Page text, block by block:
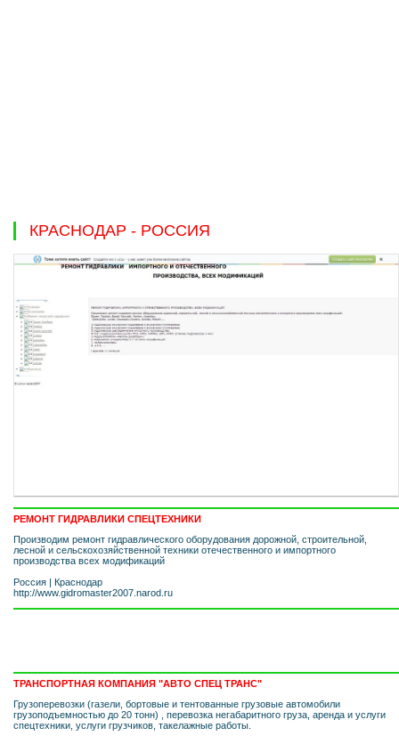
КРАСНОДАР - РОССИЯ
РЕМОНТ ГИДРАВЛИКИ СПЕЦТЕХНИКИ
Производим ремонт гидравлического оборудования дорожной, строительной,
лесной и сельскохозяйственной техники отечественного и импортного
производства всех модификаций
Россия | Краснодар
http://www.gidromaster2007.narod.ru
ТРАНСПОРТНАЯ КОМПАНИЯ "АВТО СПЕЦ ТРАНС"
Грузоперевозки (газели, бортовые и тентованные грузовые автомобили
грузоподъемностью до 20 тонн) , перевозка негабаритного груза, аренда и услуги
спецтехники, услуги грузчиков, такелажные работы.